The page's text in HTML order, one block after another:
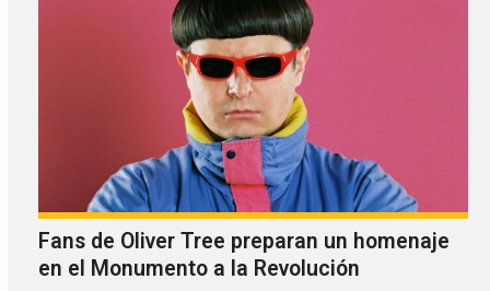
mezcla de post-punk, coldwave y letras
profundamente melancólicas.
Fans de Oliver Tree preparan un homenaje
en el Monumento a la Revolución